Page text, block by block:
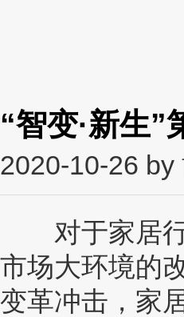
“智变·新生
2020-10-26 by
对于家居行
市场大环境的
变革冲击，家